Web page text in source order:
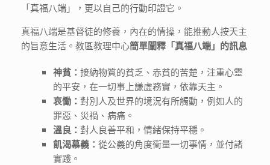
「真福八端」，更以自己的行動印證它。
真福八端是基督徒的修養，內在的情操，能推動人按天主
的旨意生活。教區教理中心簡單闡釋「真福八端」的訊息
神貧： 接納物質的貧乏、赤貧的苦楚，注重心靈
的平安，在一切事上謙虛務實，依靠天主。
哀慟： 對別人及世界的境況有所觸動，例如人的
罪惡、災禍、病痛。
溫良： 對人良善平和，情緒保持平穩。
飢渴慕義： 從公義的角度衝量一切事情，並付諸
實踐。